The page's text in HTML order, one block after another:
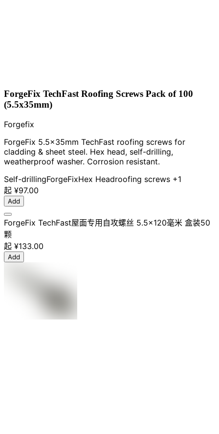
ForgeFix TechFast Roofing Screws Pack of 100
(5.5x35mm)
Forgefix
ForgeFix 5.5x35mm TechFast roofing screws for
cladding & sheet steel. Hex head, self-drilling,
weatherproof washer. Corrosion resistant.
Self-drillingForgeFixHex Headroofing screws +1
起 ¥97.00
Add
ForgeFix TechFast屋面专用自攻螺丝 5.5×120毫米 盒装50
颗
起 ¥133.00
Add